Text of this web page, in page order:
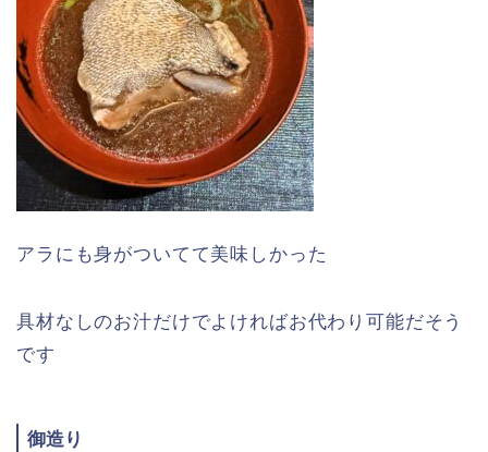
アラにも身がついてて美味しかった
具材なしのお汁だけでよければお代わり可能だそう
です
御造り